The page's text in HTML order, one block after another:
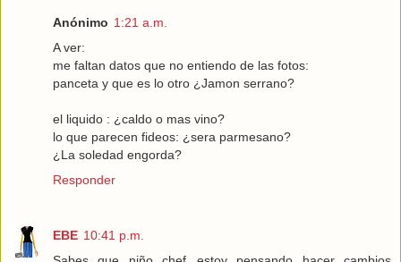
Anónimo 1:21 a.m.
A ver:
me faltan datos que no entiendo de las fotos:
panceta y que es lo otro ¿Jamon serrano?
el liquido : ¿caldo o mas vino?
lo que parecen fideos: ¿sera parmesano?
¿La soledad engorda?
Responder
EBE 10:41 p.m.